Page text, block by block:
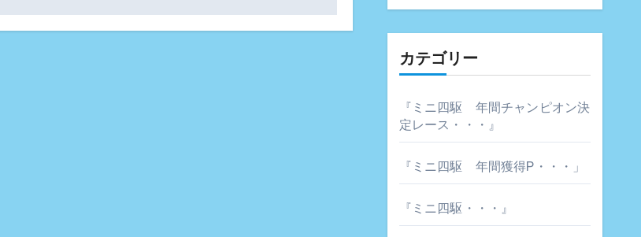
カテゴリー
『ミニ四駆 年間チャンピオン決
定レース・・・』
『ミニ四駆 年間獲得P・・・」
『ミニ四駆・・・』